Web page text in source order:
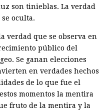
son tinieblas. La verdad
oculta.
verdad que se observa en
público del
Se ganan elecciones
en verdades hechos
de lo que fue el
momentos la mentira
fruto de la mentira y la